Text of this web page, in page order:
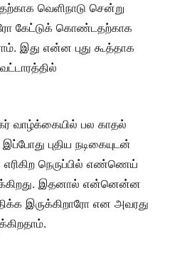
வெளிநாடு சென்று
கேட்டுக் கொண்டதற்காக
இது என்ன புது கூத்தாக
வாழ்க்கையில் பல காதல்
புதிய நடிகையுடன்
நெருப்பில் எண்ணெய்
இதனால் என்னென்ன
இருக்கிறாரோ என அவரது